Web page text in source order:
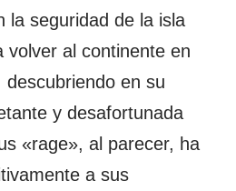
la seguridad de la isla
volver al continente en
descubriendo en su
y desafortunada
«rage», al parecer, ha
a sus